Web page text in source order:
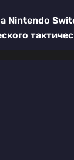
Nintendo